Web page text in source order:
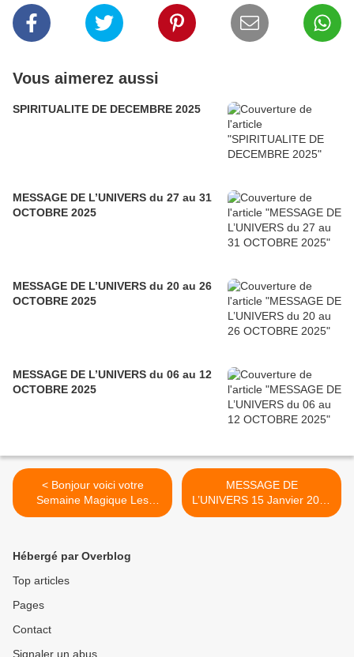
Vous aimerez aussi
SPIRITUALITE DE DECEMBRE 2025
MESSAGE DE L’UNIVERS du 27 au 31
OCTOBRE 2025
MESSAGE DE L’UNIVERS du 20 au 26
OCTOBRE 2025
MESSAGE DE L’UNIVERS du 06 au 12
OCTOBRE 2025
< Bonjour voici votre
Semaine Magique Les
énergies sont encore sous
plus constructive, plus
généreuse et sous
mystique avec l'entrée de
lumière de l'oracle nous
augure les Escaliers. Bonne
MESSAGE DE
L’UNIVERS 15 Janvier 2020
>
Hébergé par Overblog
Top articles
Pages
Contact
Signaler un abus